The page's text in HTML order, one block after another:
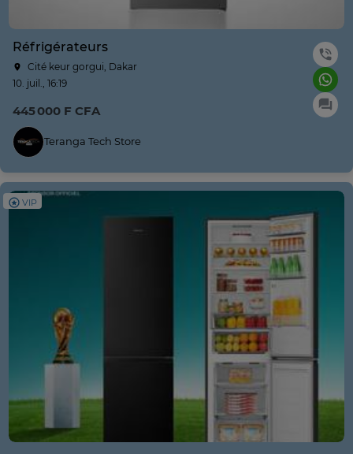
Réfrigérateurs
Cité keur gorgui, Dakar
10. juil., 16:19
445 000 F CFA
Teranga Tech Store
VIP